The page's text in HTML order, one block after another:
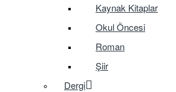
Kaynak Kitaplar
Okul Öncesi
Roman
Şiir
Dergi